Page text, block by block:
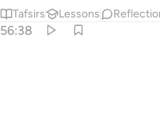
Tafsirs Lessons
56:38